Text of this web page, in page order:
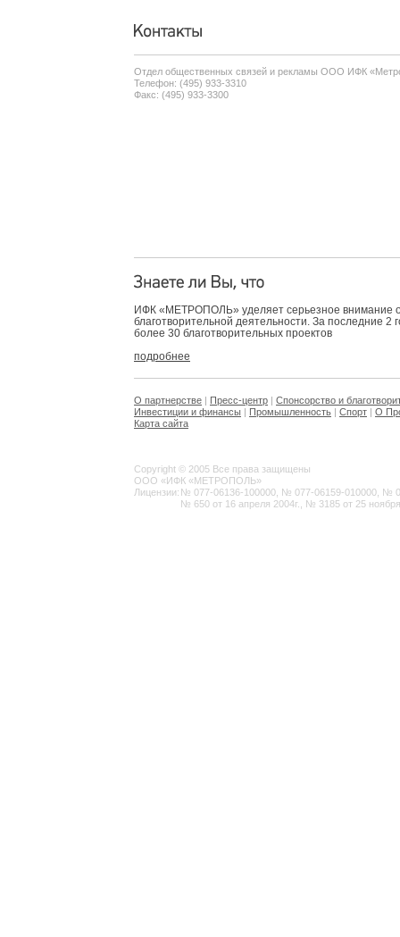
Отдел общественных связей и рекламы ООО ИФК
Телефон: (495) 933-3310
Факс: (495) 933-3300
ИФК «МЕТРОПОЛЬ» уделяет серьезное внимание
благотворительной деятельности. За последние 2
более 30 благотворительных проектов
подробнее
О партнерстве | Пресс-центр | Спонсорство и
Инвестиции и финансы | Промышленность | Спорт | О
Карта сайта
Copyright © 2005 Все права защищены
ООО «ИФК «МЕТРОПОЛЬ»
Лицензии: № 077-06136-100000, № 077-06159-010000, №
№ 650 от 16 апреля 2004г., № 3185 от 25